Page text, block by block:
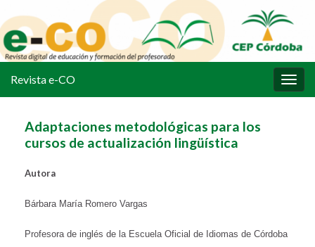
la
Revista e-CO
Adaptaciones metodológicas para los
cursos de actualización lingüística
Autora
Bárbara María Romero Vargas
Profesora de inglés de la Escuela Oficial de Idiomas de Córdoba